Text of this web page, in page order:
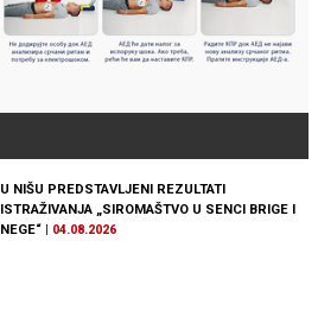
U NIŠU PREDSTAVLJENI REZULTATI
ISTRAŽIVANJA „SIROMAŠTVO U SENCI BRIGE I
NEGE“ | 04.08.2026